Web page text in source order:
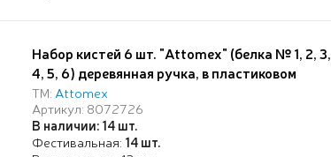
Набор кистей 6 шт. "Attomex" (белка № 1, 2, 3,
4, 5, 6) деревянная ручка, в пластиковом
блистере
ТМ: Attomex
Артикул: 8072726
В наличии: 14 шт.
Фестивальная: 14 шт.